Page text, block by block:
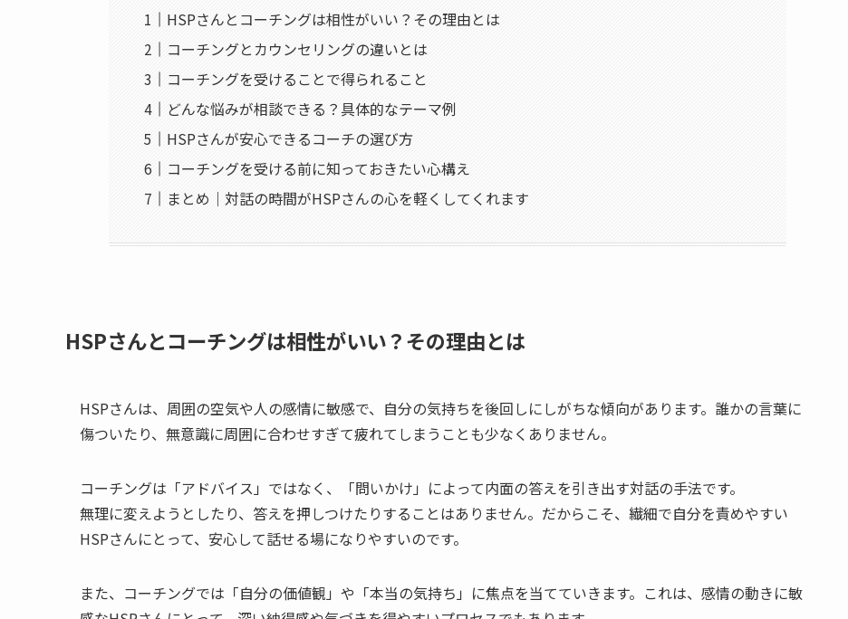
HSPさんとコーチングは相性がいい？その理由とは
コーチングとカウンセリングの違いとは
コーチングを受けることで得られること
どんな悩みが相談できる？具体的なテーマ例
HSPさんが安心できるコーチの選び方
コーチングを受ける前に知っておきたい心構え
まとめ｜対話の時間がHSPさんの心を軽くしてくれます
HSPさんとコーチングは相性がいい？その理由とは
HSPさんは、周囲の空気や人の感情に敏感で、自分の気持ちを後回しにしがちな傾向があります。誰かの言葉に
傷ついたり、無意識に周囲に合わせすぎて疲れてしまうことも少なくありません。
コーチングは「アドバイス」ではなく、「問いかけ」によって内面の答えを引き出す対話の手法です。
無理に変えようとしたり、答えを押しつけたりすることはありません。だからこそ、繊細で自分を責めやすい
HSPさんにとって、安心して話せる場になりやすいのです。
また、コーチングでは「自分の価値観」や「本当の気持ち」に焦点を当てていきます。これは、感情の動きに敏